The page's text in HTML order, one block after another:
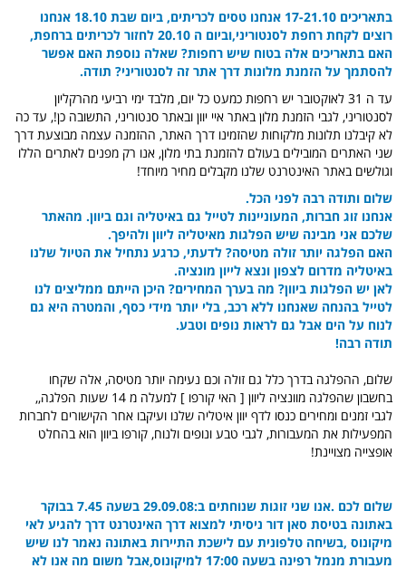
בתאריכים 17-21.10 אנחנו טסים לכריתים, ביום שבת 18.10 אנחנו
רוצים לקחת רחפת לסנטוריני,וביום ה 20.10 לחזור לכריתים ברחפת,
האם בתאריכים אלה בטוח שיש רחפות? שאלה נוספת האם אפשר
להסתמך על הזמנת מלונות דרך אתר זה לסנטוריני? תודה.
עד ה 31 לאוקטובר יש רחפות כמעט כל יום, מלבד ימי רביעי מהרקליון
לסנטוריני, לגבי הזמנת מלון באתר איי יוון ובאתר סנטוריני, התשובה כן!, עד כה
לא קיבלנו תלונות מלקוחות שהזמינו דרך האתר, ההזמנה עצמה מבוצעת דרך
שני האתרים המובילים בעולם להזמנת בתי מלון, אנו רק מפנים לאתרים הללו
וגולשים באתר האינטרנט שלנו מקבלים מחיר מיוחד!
שלום ותודה רבה לפני הכל.
אנחנו זוג חברות, המעוניינות לטייל גם באיטליה וגם ביוון. מהאתר
שלכם אני מבינה שיש הפלגות מאיטליה ליוון ולהיפך.
האם הפלגה יותר זולה מטיסה? לדעתי, כרגע נתחיל את הטיול שלנו
באיטליה מדרום לצפון ונצא לייון מונציה.
לאן יש הפלגות ביוון? מה בערך המחירים? היכן הייתם ממליצים לנו
לטייל בהנחה שאנחנו ללא רכב, בלי יותר מידי כסף, והמטרה היא גם
לנוח על הים אבל גם לראות נופים וטבע.
תודה רבה!
שלום, ההפלגה בדרך כלל גם זולה וכם נעימה יותר מטיסה, אלה שקחו
בחשבון שהפלגה מוונציה ליוון [ האי קורפו ] למעלה מ 14 שעות הפלגה,,
לגבי זמנים ומחירים כנסו לדף יוון איטליה שלנו ועיקבו אחר הקישורים לחברות
המפעילות את המעבורות, לגבי טבע ונופים ולנוח, קורפו ביוון הוא בהחלט
אופצייה מצויינת!
שלום לכם .אנו שני זוגות שנוחתים ב:29.09.08 בשעה 7.45 בבוקר
באתונה בטיסת סאן דור ניסיתי למצוא דרך האינטרנט דרך להגיע לאי
מיקונוס ,בשיחה טלפונית עם לישכת התיירות באתונה נאמר לנו שיש
מעבורת מנמל רפינה בשעה 17:00 למיקונוס,אבל משום מה אנו לא